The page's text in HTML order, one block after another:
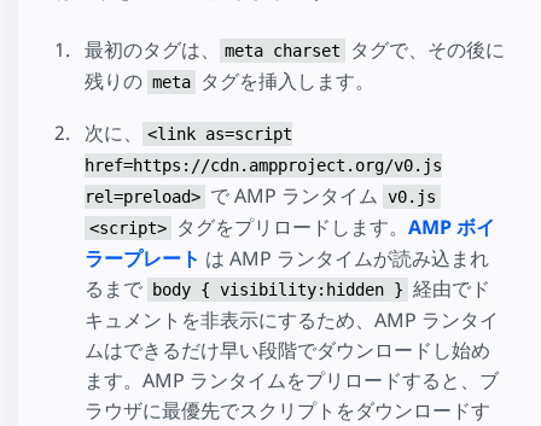
最初のタグは、 meta charset
タグで、その後に
残りの meta
タグを挿入します。
次に、
<link as=script
href=https://cdn.ampproject.org/v0.js
rel=preload> で AMP ランタイム v0.js
<script>
タグをプリロードします。 AMP ボイ
ラープレート は AMP ランタイムが読み込まれ
るまで
body { visibility:hidden } 経由でド
キュメントを非表示にするため、AMP ランタイ
ムはできるだけ早い段階でダウンロードし始め
ます。AMP ランタイムをプリロードすると、ブ
ラウザに最優先でスクリプトをダウンロードす